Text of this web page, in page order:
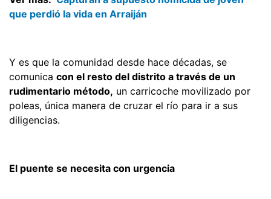
que perdió la vida en Arraiján
Y es que la comunidad desde hace décadas, se
comunica con el resto del distrito a través de un
rudimentario método, un carricoche movilizado por
poleas, única manera de cruzar el río para ir a sus
diligencias.
El puente se necesita con urgencia